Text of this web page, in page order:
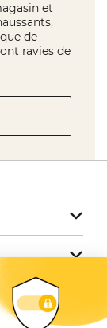
et
de
ravies de